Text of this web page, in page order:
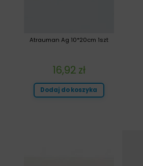
Atrauman Ag 10*20cm 1szt
16,92 zł
Dodaj do koszyka